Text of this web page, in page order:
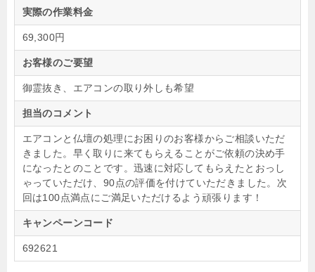
実際の作業料金
69,300円
お客様のご要望
御霊抜き、エアコンの取り外しも希望
担当のコメント
エアコンと仏壇の処理にお困りのお客様からご相談いただ
きました。早く取りに来てもらえることがご依頼の決め手
になったとのことです。迅速に対応してもらえたとおっし
ゃっていただけ、90点の評価を付けていただきました。次
回は100点満点にご満足いただけるよう頑張ります！
キャンペーンコード
692621